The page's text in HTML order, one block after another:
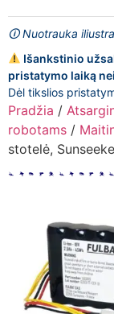
🛈 Nuotrauka
Išankstinio
pristatymo laiką
Dėl tikslios
Pradžia /
robotams /
stotelė,